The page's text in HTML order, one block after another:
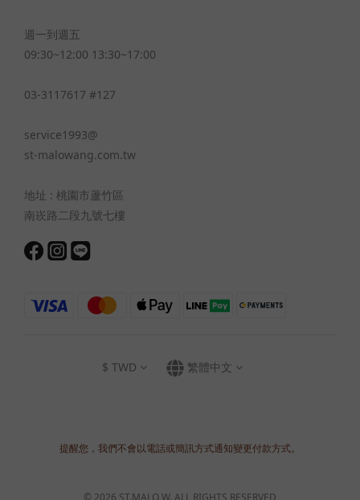
週一到週五
09:30~12:00 13:30~17:00
03-3117617 #127
service1993@
st-malowang.com.tw
地址 : 桃園市蘆竹區
南崁路二段九號七樓
$ TWD 繁體中文
提醒您，我們不會以電話或簡訊方式通知變更付款方式。
© 2026 ST.MALO W. ALL RIGHTS RESERVED